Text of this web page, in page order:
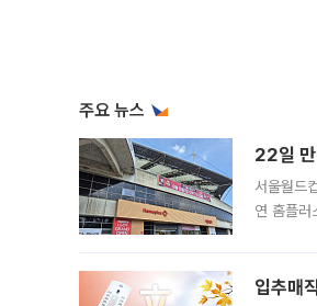
주요 뉴스
22일 만
서울월드
연 홈플러
입추매